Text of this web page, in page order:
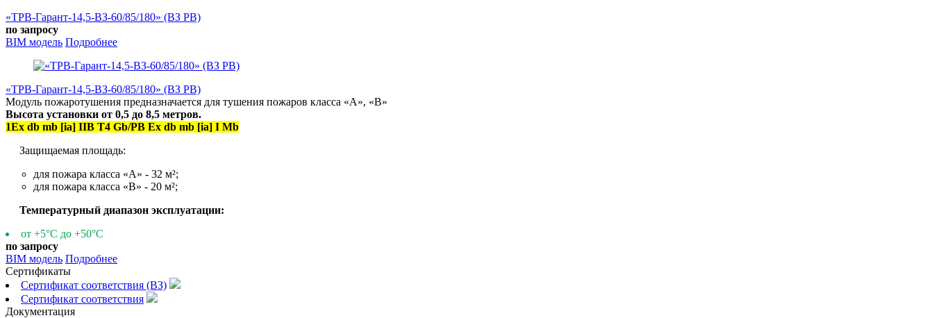
«ТРВ-Гарант-14,5-ВЗ-60/85/180» (ВЗ РВ)
по запросу
BIM модель Подробнее
«ТРВ-Гарант-14,5-ВЗ-60/85/180» (ВЗ РВ)
Модуль пожаротушения предназначается для тушения пожаров класса «А», «В»
Высота установки от 0,5 до 8,5 метров.
1Ex db mb [ia] IIB T4 Gb/РВ Ex db mb [ia] I Mb
Защищаемая площадь:
для пожара класса «А» - 32 м²;
для пожара класса «В» - 20 м²;
Температурный диапазон эксплуатации:
от +5°С до +50°С
по запросу
BIM модель Подробнее
Сертификаты
Сертификат соответствия (ВЗ)
Сертификат соответствия
Документация